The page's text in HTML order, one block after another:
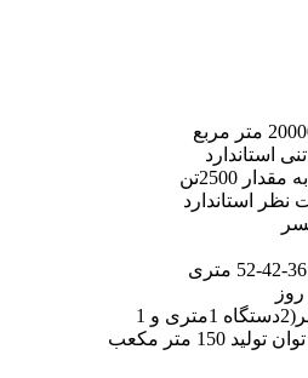
2500تن
نظر استاندارد
3 دستگاه بچینگ لیپهر(2دستگاه 1متری و 1
دستگاه 1/2 متری با توان تولید 150 متر مکعب